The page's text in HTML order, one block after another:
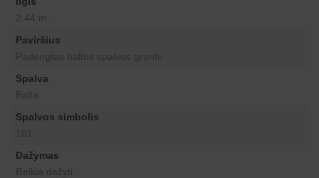
2.44 m.
Paviršius
Spalva
Balta
Spalvos simbolis
Dažymas
Reikia dažyti